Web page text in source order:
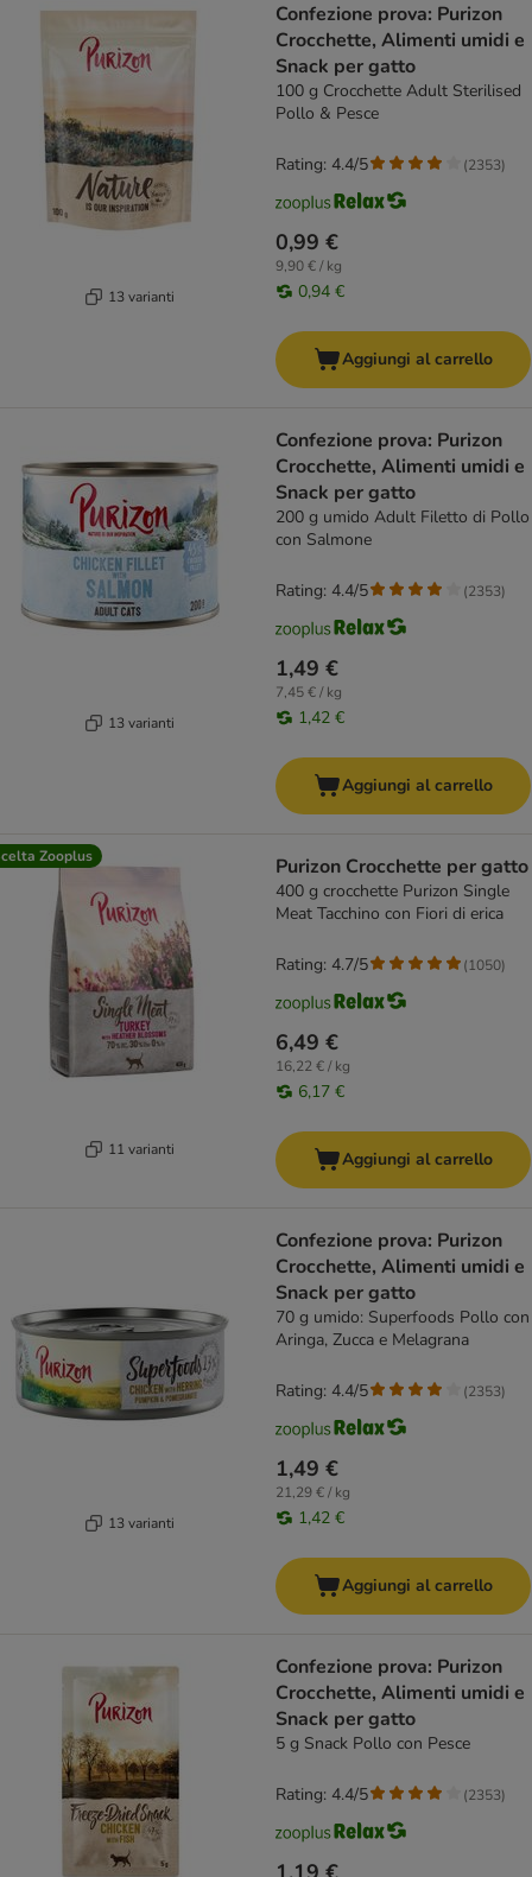
13 varianti
Confezione prova: Purizon
Crocchette, Alimenti umidi e
Snack per gatto
100 g Crocchette Adult Sterilised
Pollo & Pesce
0,99 €
9,90 € / kg
0,94 €
Rating: 4.4/5 (2353)
Aggiungi al carrello
13 varianti
Confezione prova: Purizon
Crocchette, Alimenti umidi e
Snack per gatto
200 g umido Adult Filetto di Pollo
con Salmone
1,49 €
7,45 € / kg
1,42 €
Rating: 4.4/5 (2353)
Aggiungi al carrello
Zooplus
11 varianti
Purizon Crocchette per gatto
400 g crocchette Purizon Single
Meat Tacchino con Fiori di erica
6,49 €
16,22 € / kg
6,17 €
Rating: 4.7/5 (1050)
Aggiungi al carrello
13 varianti
Confezione prova: Purizon
Crocchette, Alimenti umidi e
Snack per gatto
70 g umido: Superfoods Pollo con
Aringa, Zucca e Melagrana
1,49 €
21,29 € / kg
1,42 €
Rating: 4.4/5 (2353)
Aggiungi al carrello
Confezione prova: Purizon
Crocchette, Alimenti umidi e
Snack per gatto
5 g Snack Pollo con Pesce
Rating: 4.4/5 (2353)